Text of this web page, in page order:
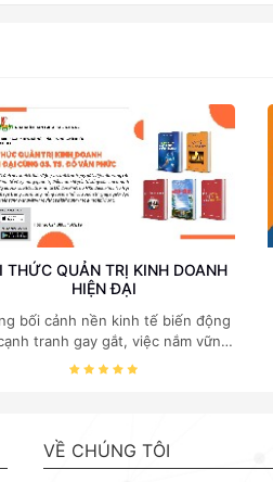
THỨC QUẢN TRỊ KINH DOANH
HIỆN ĐẠI
bối cảnh nền kinh tế biến động
tranh gay gắt, việc nắm vững
quy luật kinh tế và kỹ năng quản
Hà Nội phát hành tập trung vào
mảng cốt lõi nhất của quản trị,
VỀ CHÚNG TÔI